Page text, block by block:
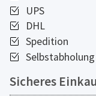
UPS
DHL
Spedition
Selbstabholung
Sicheres